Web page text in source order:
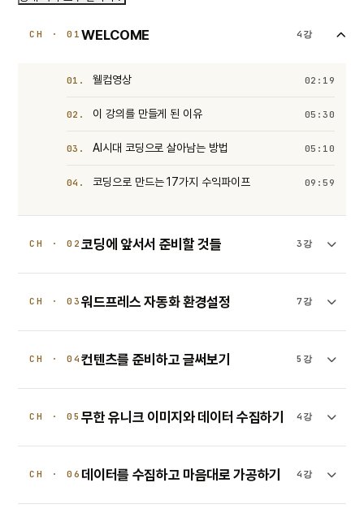
CH · 01WELCOME 4강
01. 웰컴영상 02:19
02. 이 강의를 만들게 된 이유 05:30
03. AI시대 코딩으로 살아남는 방법 05:10
04. 코딩으로 만드는 17가지 수익파이프 09:59
CH · 02 코딩에 앞서서 준비할 것들 3강
CH · 03워드프레스 자동화 환경설정 7강
CH · 04컨텐츠를 준비하고 글써보기 5강
CH · 05무한 유니크 이미지와 데이터 수집하기 4강
CH · 06 데이터를 수집하고 마음대로 가공하기 4강